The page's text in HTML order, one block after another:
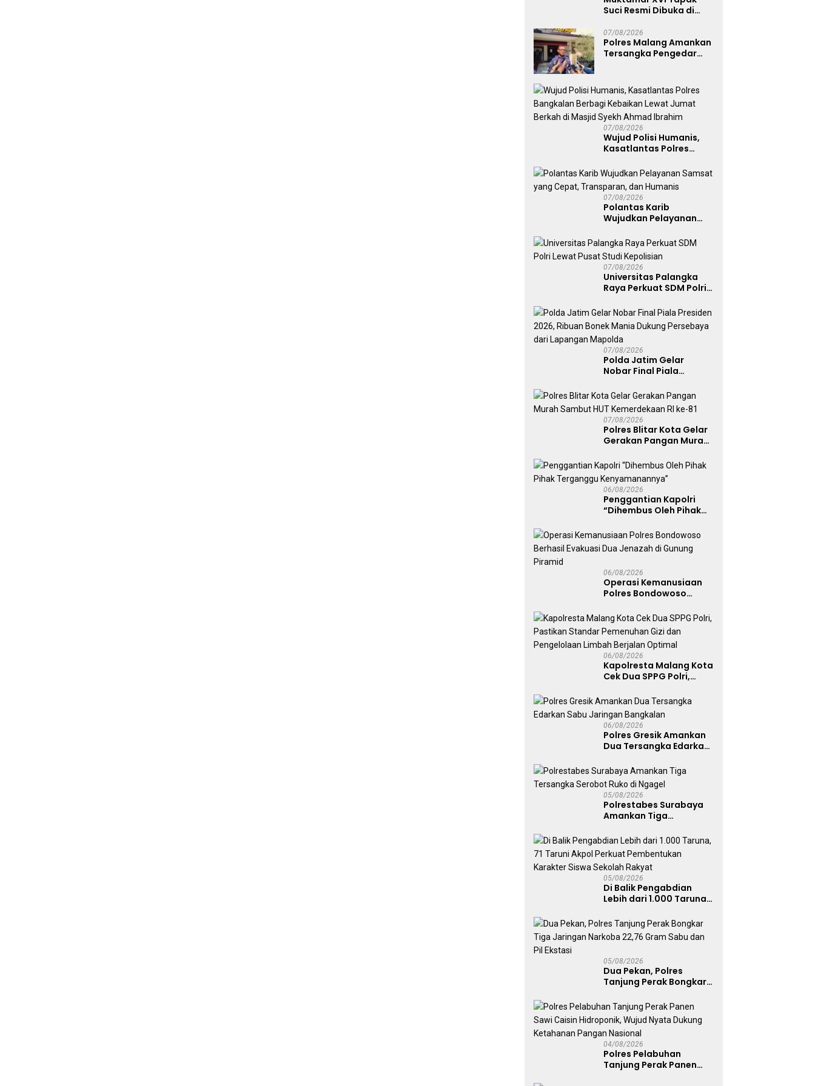
Suci Resmi Dibuka di
Terima Anugerah
Anggota Kehormatan
07/08/2026
Polres Malang Amankan
Tersangka Pengedar
Ganja 131 Gram
07/08/2026
Wujud Polisi Humanis,
Kasatlantas Polres
Kebaikan Lewat Jumat
Berkah di Masjid Syekh
Ahmad Ibrahim
07/08/2026
Polantas Karib
Wujudkan Pelayanan
Transparan, dan
Humanis
07/08/2026
Universitas Palangka
Raya Perkuat SDM Polri
Kepolisian
07/08/2026
Polda Jatim Gelar
Nobar Final Piala
Bonek Mania Dukung
Persebaya dari
Lapangan Mapolda
07/08/2026
Polres Blitar Kota Gelar
Gerakan Pangan Murah
Kemerdekaan RI ke-81
06/08/2026
Penggantian Kapolri
“Dihembus Oleh Pihak
Kenyamanannya”
06/08/2026
Operasi Kemanusiaan
Polres Bondowoso
Jenazah di Gunung
Piramid
06/08/2026
Kapolresta Malang Kota
Cek Dua SPPG Polri,
Pemenuhan Gizi dan
Pengelolaan Limbah
Berjalan Optimal
06/08/2026
Polres Gresik Amankan
Dua Tersangka Edarkan
Bangkalan
05/08/2026
Polrestabes Surabaya
Amankan Tiga
Ruko di Ngagel
05/08/2026
Di Balik Pengabdian
Lebih dari 1.000 Taruna,
Pembentukan Karakter
Siswa Sekolah Rakyat
05/08/2026
Dua Pekan, Polres
Tanjung Perak Bongkar
22,76 Gram Sabu dan Pil
Ekstasi
04/08/2026
Polres Pelabuhan
Tanjung Perak Panen